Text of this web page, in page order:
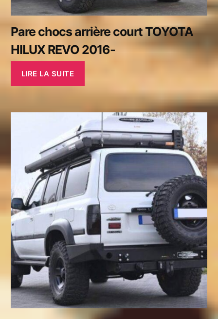
Pare chocs arrière court TOYOTA
HILUX REVO 2016-
LIRE LA SUITE